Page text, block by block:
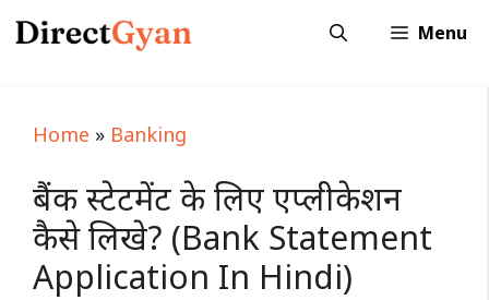
to
Menu
Home » Banking
बैंक स्टेटमेंट के लिए एप्लीकेशन
कैसे लिखे? (Bank Statement
Application In Hindi)